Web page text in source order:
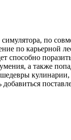
по
по карьерной
а также